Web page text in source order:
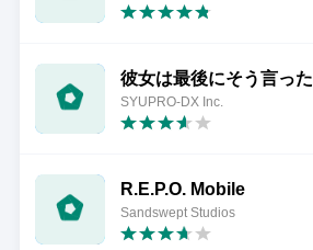
彼女は最後にそう言った
SYUPRO-DX Inc.
R.E.P.O. Mobile
Sandswept Studios